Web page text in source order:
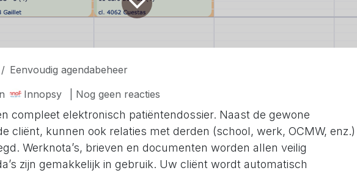
Eenvoudig agendabeheer
Innopsy | Nog geen reacties
compleet elektronisch patiëntendossier. Naast de gewone
cliënt, kunnen ook relaties met derden (school, werk, OCMW, enz.)
Werknota’s, brieven en documenten worden allen veilig
zijn gemakkelijk in gebruik. Uw cliënt wordt automatisch